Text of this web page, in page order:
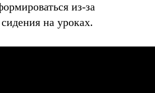
из-за
на уроках.